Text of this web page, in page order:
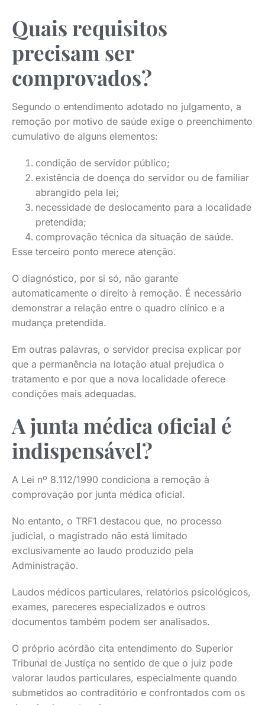
Quais requisitos
precisam ser
comprovados?
Segundo o entendimento adotado no julgamento, a
remoção por motivo de saúde exige o preenchimento
cumulativo de alguns elementos:
condição de servidor público;
existência de doença do servidor ou de familiar
abrangido pela lei;
necessidade de deslocamento para a localidade
pretendida;
comprovação técnica da situação de saúde.
Esse terceiro ponto merece atenção.
O diagnóstico, por si só, não garante
automaticamente o direito à remoção. É necessário
demonstrar a relação entre o quadro clínico e a
mudança pretendida.
Em outras palavras, o servidor precisa explicar por
que a permanência na lotação atual prejudica o
tratamento e por que a nova localidade oferece
condições mais adequadas.
A junta médica oficial é
indispensável?
A Lei nº 8.112/1990 condiciona a remoção à
comprovação por junta médica oficial.
No entanto, o TRF1 destacou que, no processo
judicial, o magistrado não está limitado
exclusivamente ao laudo produzido pela
Administração.
Laudos médicos particulares, relatórios psicológicos,
exames, pareceres especializados e outros
documentos também podem ser analisados.
O próprio acórdão cita entendimento do Superior
Tribunal de Justiça no sentido de que o juiz pode
valorar laudos particulares, especialmente quando
submetidos ao contraditório e confrontados com os